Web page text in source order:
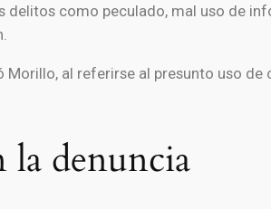
delitos como peculado, mal uso de
Morillo, al referirse al presunto uso
la denuncia